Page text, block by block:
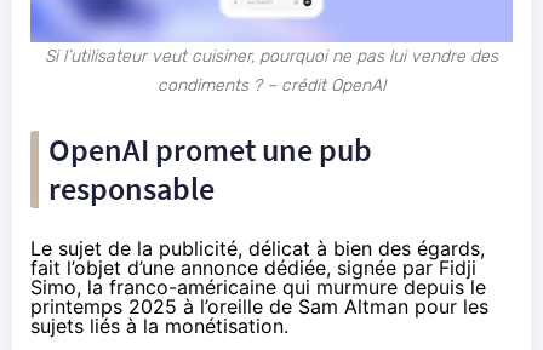
Si l’utilisateur veut cuisiner, pourquoi ne pas lui vendre des
condiments ? – crédit OpenAI
OpenAI promet une pub
responsable
Le sujet de la publicité, délicat à bien des égards,
fait l’objet d’une annonce dédiée, signée par Fidji
Simo, la franco-américaine qui murmure depuis le
printemps 2025 à l’oreille de Sam Altman pour les
sujets liés à la monétisation.